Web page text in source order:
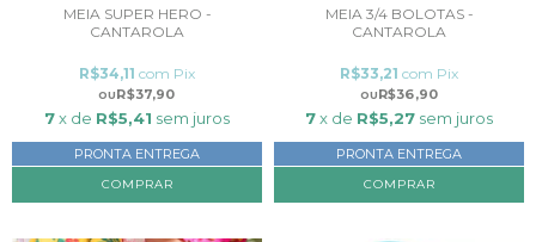
MEIA SUPER HERO -
CANTAROLA
R$37,90
R$34,11 com Pix
7x de R$5,41 sem juros
PRONTA ENTREGA
COMPRAR
MEIA 3/4 BOLOTAS -
CANTAROLA
R$36,90
R$33,21 com Pix
7x de R$5,27 sem juros
PRONTA ENTREGA
COMPRAR